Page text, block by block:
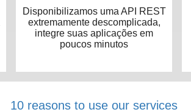
Disponibilizamos uma API REST
extremamente descomplicada,
integre suas aplicações em
poucos minutos
10 reasons to use our services